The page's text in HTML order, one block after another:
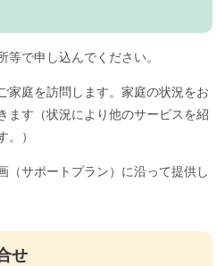
等で申し込んでください。
家庭を訪問します。家庭の状況をお
ます（状況により他のサービスを紹
。）
（サポートプラン）に沿って提供し
せ